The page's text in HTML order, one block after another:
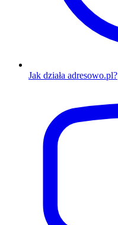
Jak działa adresowo.pl?